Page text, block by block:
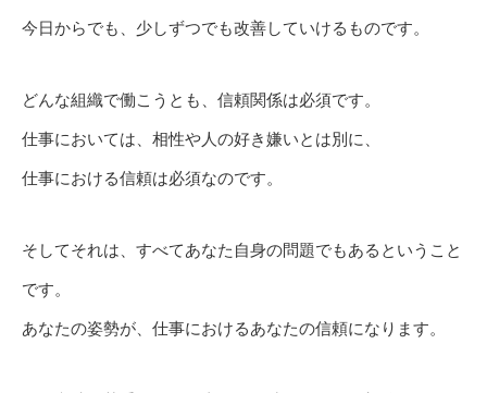
今日からでも、少しずつでも改善していけるものです。
どんな組織で働こうとも、信頼関係は必須です。
仕事においては、相性や人の好き嫌いとは別に、
仕事における信頼は必須なのです。
そしてそれは、すべてあなた自身の問題でもあるということ
です。
あなたの姿勢が、仕事におけるあなたの信頼になります。